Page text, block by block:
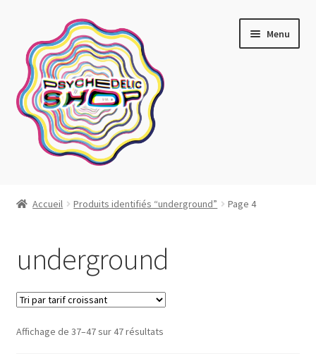
navigation
contenu
Menu
Affiches
Blotter art
A Propos
Accueil Produits identifiés “underground” Page 4
underground
Affichage de 37–47 sur 47 résultatsTrié